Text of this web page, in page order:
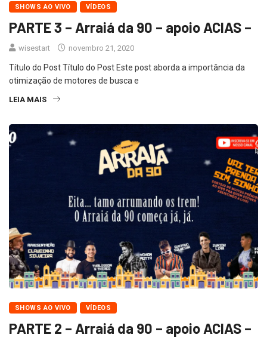
SHOWS AO VIVO VÍDEOS
PARTE 3 – Arraiá da 90 – apoio ACIAS –
wisestart novembro 21, 2020
Título do Post Título do Post Este post aborda a importância da
otimização de motores de busca e
LEIA MAIS
SHOWS AO VIVO VÍDEOS
PARTE 2 – Arraiá da 90 – apoio ACIAS –